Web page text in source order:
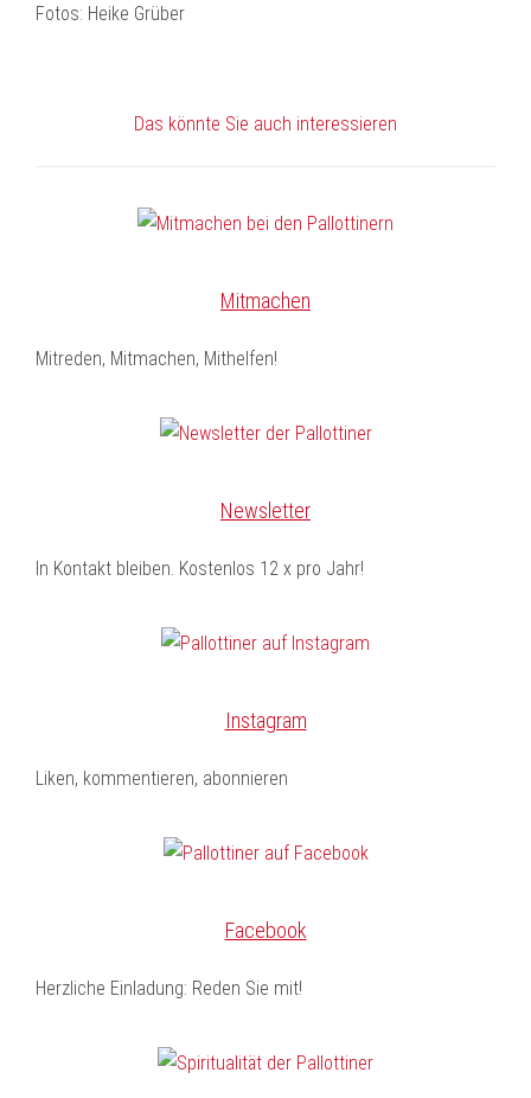
Fotos: Heike Grüber
Das könnte Sie auch interessieren
Mitmachen
Mitreden, Mitmachen, Mithelfen!
Newsletter
In Kontakt bleiben. Kostenlos 12 x pro Jahr!
Instagram
Liken, kommentieren, abonnieren
Facebook
Herzliche Einladung: Reden Sie mit!